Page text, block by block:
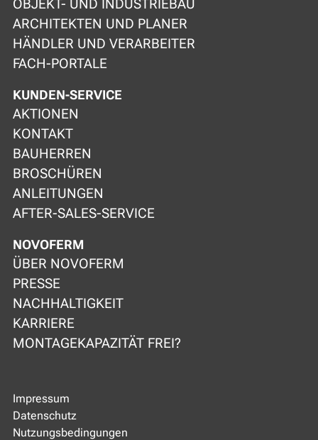
OBJEKT- UND INDUSTRIEBAU
ARCHITEKTEN UND PLANER
HÄNDLER UND VERARBEITER
FACH-PORTALE
KUNDEN-SERVICE
AKTIONEN
KONTAKT
BAUHERREN
BROSCHÜREN
ANLEITUNGEN
AFTER-SALES-SERVICE
NOVOFERM
ÜBER NOVOFERM
PRESSE
NACHHALTIGKEIT
KARRIERE
MONTAGEKAPAZITÄT FREI?
Impressum
Datenschutz
Nutzungsbedingungen